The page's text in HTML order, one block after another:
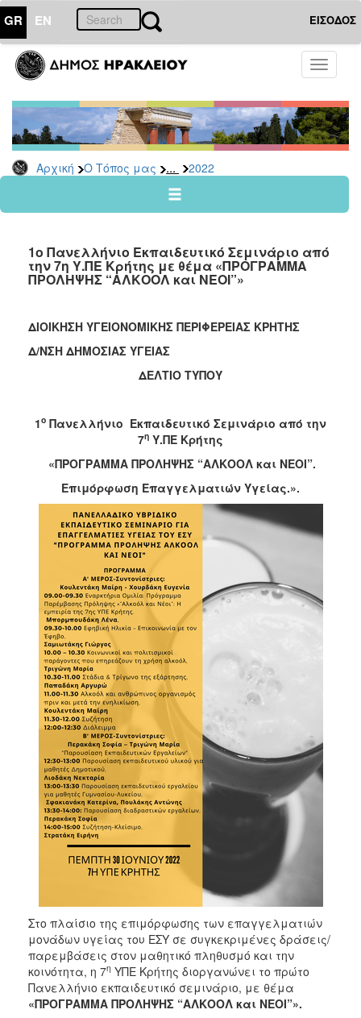
GR EN ΕΙΣΟΔΟΣ
Toggle
Αρχική Ο Τόπος μας ... 2022
ΤΟΠΟΣ
ΜΑΣ
Ανακοινώσεις
Αρχείο
2026
2024
2022
2021
2019
2018
2015
ΠΟΛΙΤΙΣΜΟΣ
ΑΝΘΕΚΤΙΚΗ
1ο Πανελλήνιο Εκπαιδευτικό Σεμινάριο από
την 7η Υ.ΠΕ Κρήτης με θέμα «ΠΡΟΓΡΑΜΜΑ
ΠΡΟΛΗΨΗΣ “ΑΛΚΟΟΛ και ΝΕΟΙ”»
ΔΙΟΙΚΗΣΗ ΥΓΕΙΟΝΟΜΙΚΗΣ ΠΕΡΙΦΕΡΕΙΑΣ ΚΡΗΤΗΣ
Δ/NΣΗ ΔΗΜΟΣΙΑΣ ΥΓΕΙΑΣ
ΔΕΛΤΙΟ ΤΥΠΟΥ
1ο Πανελλήνιο Εκπαιδευτικό Σεμινάριο από την
7η Υ.ΠΕ Κρήτης
«ΠΡΟΓΡΑΜΜΑ ΠΡΟΛΗΨΗΣ “ΑΛΚΟΟΛ και ΝΕΟΙ”.
Επιμόρφωση Επαγγελματιών Υγείας.».
Στο πλαίσιο της επιμόρφωσης των επαγγελματιών
μονάδων υγείας του ΕΣΥ σε συγκεκριμένες δράσεις/
παρεμβάσεις στον μαθητικό πληθυσμό και την
κοινότητα, η 7η ΥΠΕ Κρήτης διοργανώνει το πρώτο
Πανελλήνιο εκπαιδευτικό σεμινάριο, με θέμα
«ΠΡΟΓΡΑΜΜΑ ΠΡΟΛΗΨΗΣ “ΑΛΚΟΟΛ και ΝΕΟΙ”».